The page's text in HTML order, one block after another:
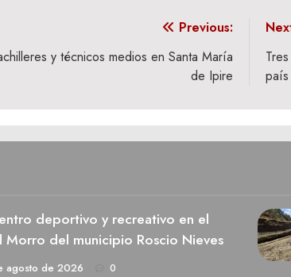
Previous:
y técnicos medios en Santa María
de Ipire
país
deportivo y recreativo en el
Morro del municipio Roscio Nieves
agosto de 2026 0